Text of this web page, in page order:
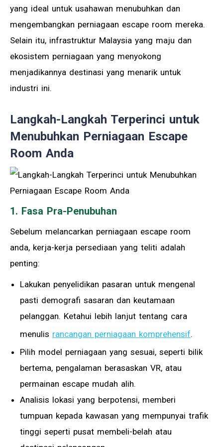
yang ideal untuk usahawan menubuhkan dan
mengembangkan perniagaan escape room mereka.
Selain itu, infrastruktur Malaysia yang maju dan
ekosistem perniagaan yang menyokong
menjadikannya destinasi yang menarik untuk
industri ini.
Langkah-Langkah Terperinci untuk
Menubuhkan Perniagaan Escape
Room Anda
1. Fasa Pra-Penubuhan
Sebelum melancarkan perniagaan escape room
anda, kerja-kerja persediaan yang teliti adalah
penting:
Lakukan penyelidikan pasaran untuk mengenal
pasti demografi sasaran dan keutamaan
pelanggan. Ketahui lebih lanjut tentang cara
menulis rancangan perniagaan komprehensif.
Pilih model perniagaan yang sesuai, seperti bilik
bertema, pengalaman berasaskan VR, atau
permainan escape mudah alih.
Analisis lokasi yang berpotensi, memberi
tumpuan kepada kawasan yang mempunyai trafik
tinggi seperti pusat membeli-belah atau